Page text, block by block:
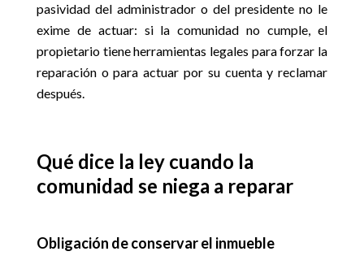
pasividad del administrador o del presidente no le
exime de actuar: si la comunidad no cumple, el
propietario tiene herramientas legales para forzar la
reparación o para actuar por su cuenta y reclamar
después.
Qué dice la ley cuando la
comunidad se niega a reparar
Obligación de conservar el inmueble